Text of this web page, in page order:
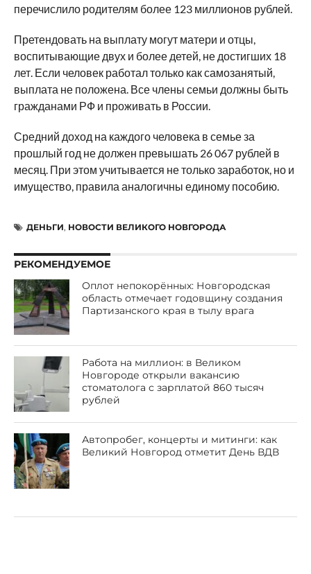
перечислило родителям более 123 миллионов рублей.
Претендовать на выплату могут матери и отцы,
воспитывающие двух и более детей, не достигших 18
лет. Если человек работал только как самозанятый,
выплата не положена. Все члены семьи должны быть
гражданами РФ и проживать в России.
Средний доход на каждого человека в семье за
прошлый год не должен превышать 26 067 рублей в
месяц. При этом учитывается не только заработок, но и
имущество, правила аналогичны единому пособию.
ДЕНЬГИ, НОВОСТИ ВЕЛИКОГО НОВГОРОДА
РЕКОМЕНДУЕМОЕ
Оплот непокорённых: Новгородская
область отмечает годовщину создания
Партизанского края в тылу врага
Работа на миллион: в Великом
Новгороде открыли вакансию
стоматолога с зарплатой 860 тысяч
рублей
Автопробег, концерты и митинги: как
Великий Новгород отметит День ВДВ